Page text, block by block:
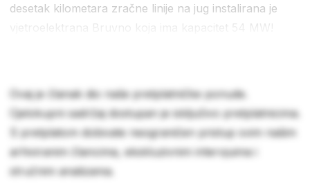
desetak kilometara zračne linije na jug instalirana je
vjetroelektrana Bruvno koja ima kapacitet 54 MW!
Ovaj je članak dio naše pretplatničke ponude.
Cjelokupni sadržaj dostupan je isključivo pretplatnicima.
S pretplatom dobivate neograničen pristup svim našim
arhiviranim člancima, ekskluzivnim intervjuima i
stručnim analizama.